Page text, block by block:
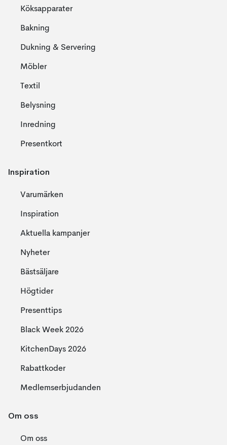
Köksapparater
Bakning
Dukning & Servering
Möbler
Textil
Belysning
Inredning
Presentkort
Inspiration
Varumärken
Inspiration
Aktuella kampanjer
Nyheter
Bästsäljare
Högtider
Presenttips
Black Week 2026
KitchenDays 2026
Rabattkoder
Medlemserbjudanden
Om oss
Om oss